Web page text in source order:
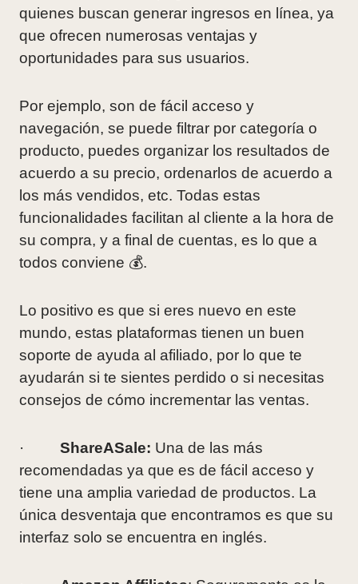
quienes buscan generar ingresos en línea, ya
que ofrecen numerosas ventajas y
oportunidades para sus usuarios.
Por ejemplo, son de fácil acceso y
navegación, se puede filtrar por categoría o
producto, puedes organizar los resultados de
acuerdo a su precio, ordenarlos de acuerdo a
los más vendidos, etc. Todas estas
funcionalidades facilitan al cliente a la hora de
su compra, y a final de cuentas, es lo que a
todos conviene 💰.
Lo positivo es que si eres nuevo en este
mundo, estas plataformas tienen un buen
soporte de ayuda al afiliado, por lo que te
ayudarán si te sientes perdido o si necesitas
consejos de cómo incrementar las ventas.
· ShareASale: Una de las más
recomendadas ya que es de fácil acceso y
tiene una amplia variedad de productos. La
única desventaja que encontramos es que su
interfaz solo se encuentra en inglés.